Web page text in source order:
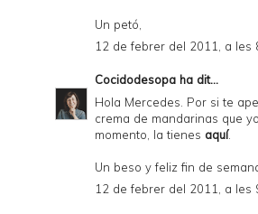
Un petó,
12 de febrer del 2011, a les
Cocidodesopa ha dit...
Hola Mercedes. Por si te
crema de mandarinas que
momento, la tienes aquí.
Un beso y feliz fin de
12 de febrer del 2011, a les